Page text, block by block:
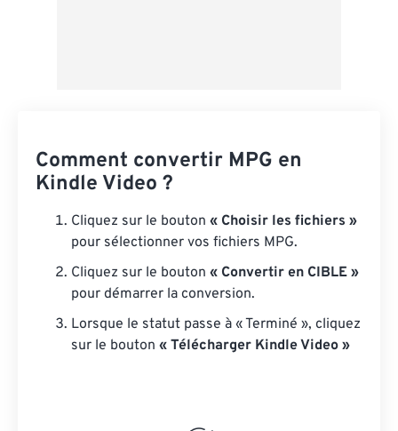
Comment convertir MPG en
Kindle Video ?
Cliquez sur le bouton « Choisir les fichiers »
pour sélectionner vos fichiers MPG.
Cliquez sur le bouton « Convertir en CIBLE »
pour démarrer la conversion.
Lorsque le statut passe à « Terminé », cliquez
sur le bouton « Télécharger Kindle Video »